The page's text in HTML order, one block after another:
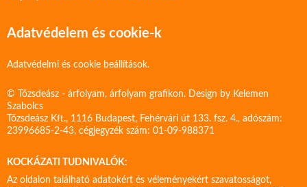
Adatvédelem és cookie-k
Adatvédelmi és cookie beállítások.
© Tőzsdeász - árfolyam, árfolyam grafikon. Design by Kelemen
Szabolcs
Tőzsdeász Kft., 1116 Budapest, Fehérvári út 133. fsz. 4., adószám:
23996685-2-43, cégjegyzék szám: 01-09-988371
KOCKÁZATI TUDNIVALÓK:
Az oldalon található adatokért és véleményekért szavatosságot,